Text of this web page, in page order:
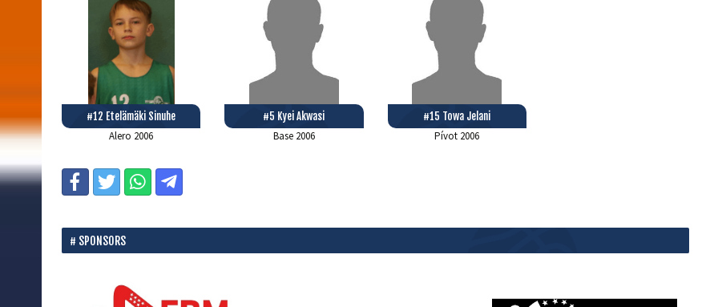
#12 Etelämäki Sinuhe
Alero 2006
#5 Kyei Akwasi
Base 2006
#15 Towa Jelani
Pívot 2006
SPONSORS